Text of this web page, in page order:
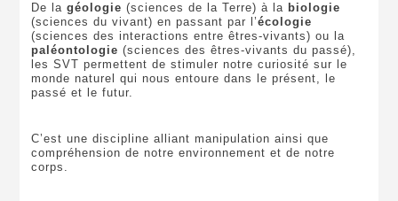
De la géologie (sciences de la Terre) à la biologie
(sciences du vivant) en passant par l’écologie
(sciences des interactions entre êtres-vivants) ou la
paléontologie (sciences des êtres-vivants du passé),
les SVT permettent de stimuler notre curiosité sur le
monde naturel qui nous entoure dans le présent, le
passé et le futur.
C’est une discipline alliant manipulation ainsi que
compréhension de notre environnement et de notre
corps.